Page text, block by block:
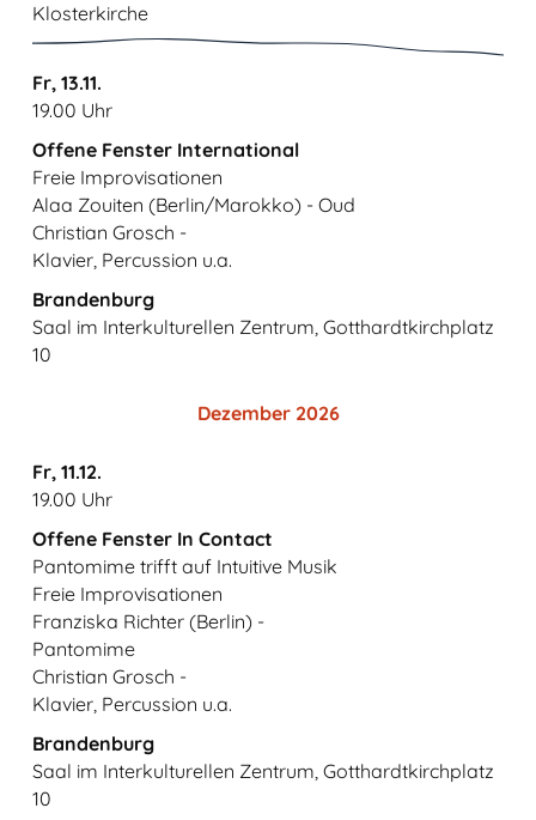
Klosterkirche
Fr, 13.11.
19.00 Uhr
Offene Fenster International
Freie Improvisationen
Alaa Zouiten (Berlin/Marokko) - Oud
Christian Grosch -
Klavier, Percussion u.a.
Brandenburg
Saal im Interkulturellen Zentrum, Gotthardtkirchplatz
10
Dezember 2026
Fr, 11.12.
19.00 Uhr
Offene Fenster In Contact
Pantomime trifft auf Intuitive Musik
Freie Improvisationen
Franziska Richter (Berlin) -
Pantomime
Christian Grosch -
Klavier, Percussion u.a.
Brandenburg
Saal im Interkulturellen Zentrum, Gotthardtkirchplatz
10